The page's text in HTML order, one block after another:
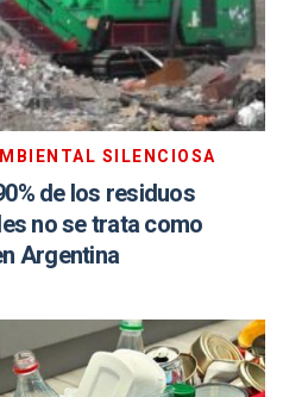
SILENCIOSA
de los residuos
no se trata como
Argentina